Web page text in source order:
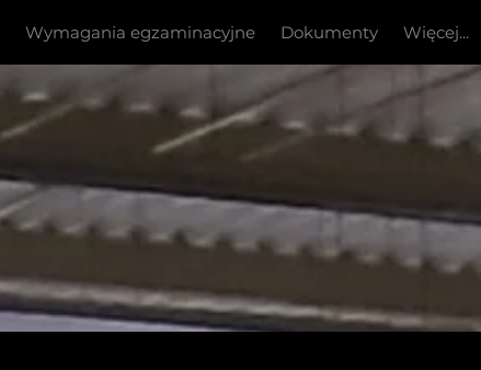
Wymagania egzaminacyjne Dokumenty Więcej...